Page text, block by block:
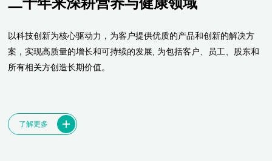
以科技创新为核心驱动力，为客户提供优质的产品和创新的解决方
案，实现高质量的增长和可持续的发展, 为包括客户、员工、股东和
所有相关方创造长期价值。
了解更多